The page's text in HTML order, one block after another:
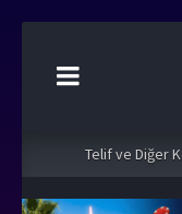
Telif ve Diğer